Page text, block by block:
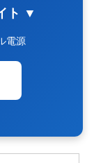
ト ▼
電源